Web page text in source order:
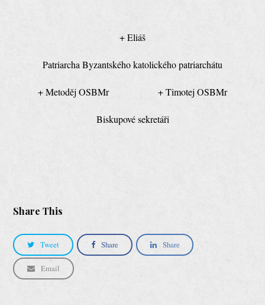
+ Eliáš
Patriarcha Byzantského katolického patriarchátu
+ Metoděj OSBMr + Timotej OSBMr
Biskupové sekretáři
Share This
Tweet Share Share
Email